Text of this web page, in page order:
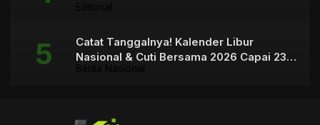
Catat Tanggalnya! Kalender Libur
Nasional & Cuti Bersama 2026 Capai 23